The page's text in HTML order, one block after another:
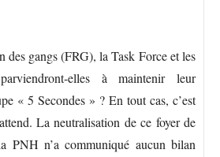
des gangs (FRG), la Task Force et les
elles à maintenir leur
« 5 Secondes » ? En tout cas, c’est
La neutralisation de ce foyer de
PNH n’a communiqué aucun bilan